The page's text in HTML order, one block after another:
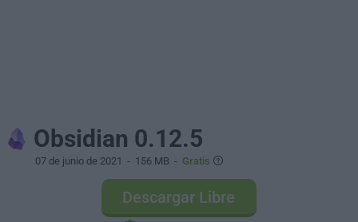
Obsidian 0.12.5
07 de junio de 2021 - 156 MB - Gratis
Descargar Libre